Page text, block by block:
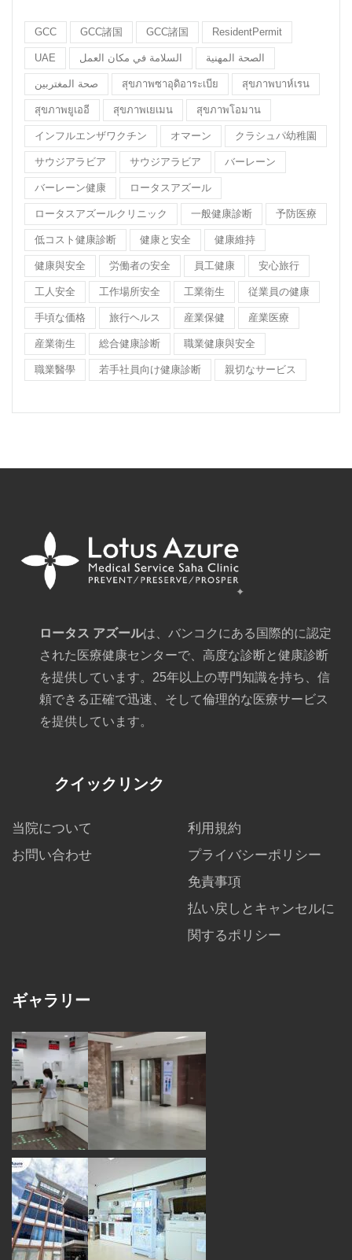
GCC GCC諸国 GCC諸国 ResidentPermit
UAE السلامة في مكان العمل الصحة المهنية
صحة المغتربين สุขภาพซาอุดิอาระเบีย สุขภาพบาห์เรน
สุขภาพยูเออี สุขภาพเยเมน สุขภาพโอมาน
インフルエンザワクチン オマーン クラシュパ幼稚園
サウジアラビア サウジアラビア バーレーン
バーレーン健康 ロータスアズール
ロータスアズールクリニック 一般健康診断 予防医療
低コスト健康診断 健康と安全 健康維持
健康與安全 労働者の安全 員工健康 安心旅行
工人安全 工作場所安全 工業衛生 従業員の健康
手頃な価格 旅行ヘルス 産業保健 産業医療
産業衛生 総合健康診断 職業健康與安全
職業醫學 若手社員向け健康診断 親切なサービス
ロータス アズールは、バンコクにある国際的に認定
された医療健康センターで、高度な診断と健康診断
を提供しています。25年以上の専門知識を持ち、信
頼できる正確で迅速、そして倫理的な医療サービス
を提供しています。
クイックリンク
当院について
お問い合わせ
利用規約
プライバシーポリシー
免責事項
払い戻しとキャンセルに
関するポリシー
ギャラリー